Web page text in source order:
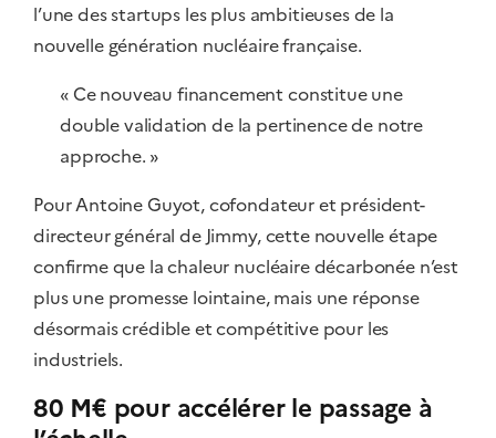
l’une des startups les plus ambitieuses de la
nouvelle génération nucléaire française.
« Ce nouveau financement constitue une
double validation de la pertinence de notre
approche. »
Pour Antoine Guyot, cofondateur et président-
directeur général de Jimmy, cette nouvelle étape
confirme que la chaleur nucléaire décarbonée n’est
plus une promesse lointaine, mais une réponse
désormais crédible et compétitive pour les
industriels.
80 M€ pour accélérer le passage à